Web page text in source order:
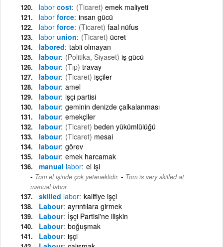
labor cost (Ticaret) emek maliyeti
labor force insan gücü
labor force (Ticaret) faal nüfus
labor union (Ticaret) ücret
labored tabii olmayan
labour (Politika, Siyaset) iş gücü
labour (Tıp) travay
labour (Ticaret) işçiler
labour amel
labour işçi partisi
labour geminin denizde çalkalanması
labour emekçiler
labour (Ticaret) beden yükümlülüğü
labour (Ticaret) mesai
labour görev
labour emek harcamak
manual labor el işi
Tom el işinde çok yeteneklidir. - Tom is very skilled at
manual labor.
skilled labor kalifiye işçi
Labour ayrıntılara girmek
Labour İşçi Partisi'ne ilişkin
Labour boğuşmak
Labour işçi